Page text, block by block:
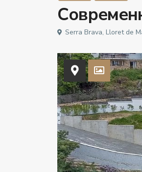
Serra Brava, Lloret de